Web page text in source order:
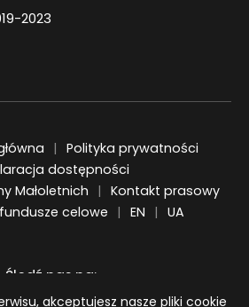
2023
Polityka prywatności
dostępności
Małoletnich
Kontakt prasowy
celowe
EN
ENGLISH
UA
UKRAIŃSKI
Śledź nas na:
cookie
akceptujesz nasze pliki cookie